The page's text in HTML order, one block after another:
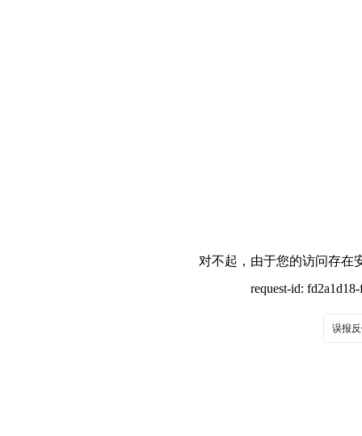
对不起，由于您的访问存在
request-id:
误报